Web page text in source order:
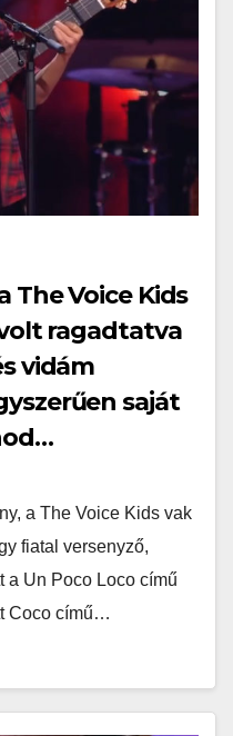
The Voice Kids
ragadtatva
vidám
saját
a The Voice Kids vak
fiatal versenyző,
a Un Poco Loco című
Coco című…